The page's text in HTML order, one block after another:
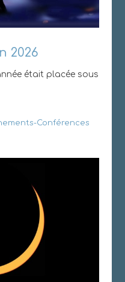
2026
était placée sous
Conférences